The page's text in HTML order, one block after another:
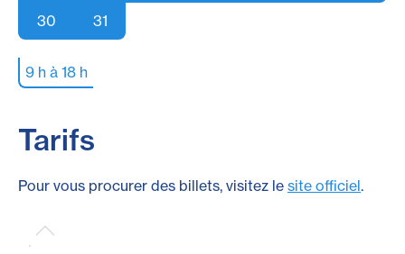
30 31
9 h à 18 h
Tarifs
Pour vous procurer des billets, visitez le site officiel.